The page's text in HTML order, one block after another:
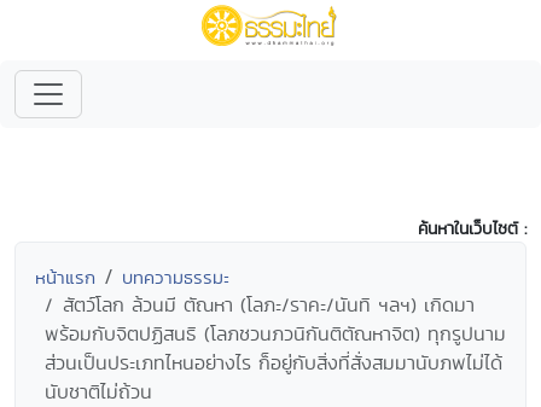
ค้นหาในเว็บไซต์ :
หน้าแรก บทความธรรมะ
สัตว์โลก ล้วนมี ตัณหา (โลภะ/ราคะ/นันทิ ฯลฯ) เกิดมา
พร้อมกับจิตปฏิสนธิ (โลภชวนภวนิกันติตัณหาจิต) ทุกรูปนาม
ส่วนเป็นประเภทไหนอย่างไร ก็อยู่กับสิ่งที่สั่งสมมานับภพไม่ได้
นับชาติไม่ถ้วน